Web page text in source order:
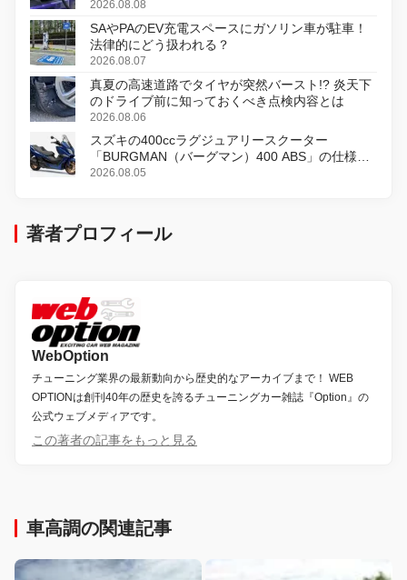
2026.08.08
SAやPAのEV充電スペースにガソリン車が駐車！
法律的にどう扱われる？
2026.08.07
真夏の高速道路でタイヤが突然バースト!? 炎天下
のドライブ前に知っておくべき点検内容とは
2026.08.06
スズキの400ccラグジュアリースクーター
「BURGMAN（バーグマン）400 ABS」の仕様を
変更し、8月18日に発売
2026.08.05
著者プロフィール
WebOption
チューニング業界の最新動向から歴史的なアーカイブまで！ WEB
OPTIONは創刊40年の歴史を誇るチューニングカー雑誌『Option』の
公式ウェブメディアです。
この著者の記事をもっと見る
車高調の関連記事